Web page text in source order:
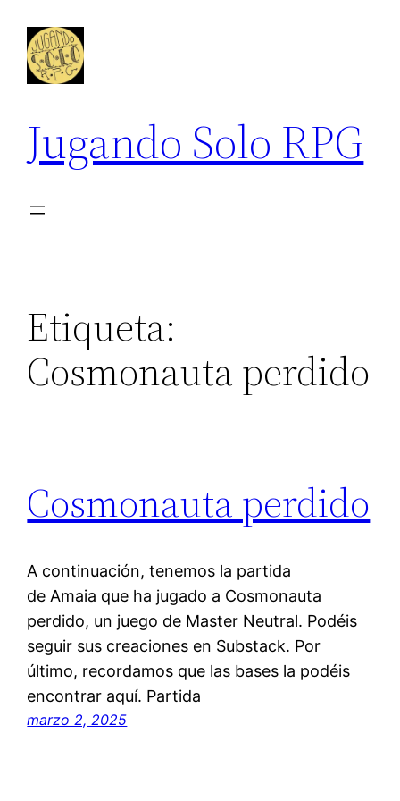
contenido
Jugando Solo RPG
Etiqueta:
Cosmonauta perdido
Cosmonauta perdido
A continuación, tenemos la partida
de Amaia que ha jugado a Cosmonauta
perdido, un juego de Master Neutral. Podéis
seguir sus creaciones en Substack. Por
último, recordamos que las bases la podéis
encontrar aquí. Partida
marzo 2, 2025